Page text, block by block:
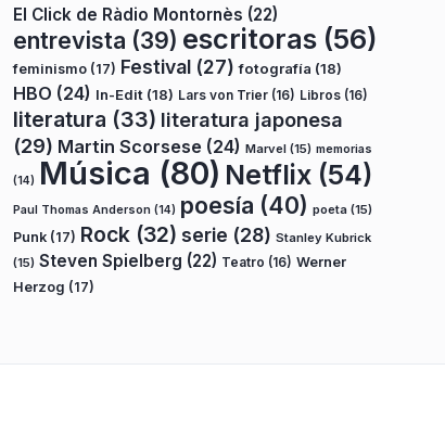
El Click de Ràdio Montornès (22)
entrevista (39) escritoras (56)
feminismo (17) Festival (27) fotografía (18)
HBO (24) In-Edit (18) Lars von Trier (16) Libros (16)
literatura (33) literatura japonesa
(29) Martin Scorsese (24) Marvel (15) memorias
(14) Música (80) Netflix (54)
Paul Thomas Anderson (14) poesía (40) poeta (15)
Punk (17) Rock (32) serie (28) Stanley Kubrick
(15) Steven Spielberg (22) Teatro (16) Werner
Herzog (17)